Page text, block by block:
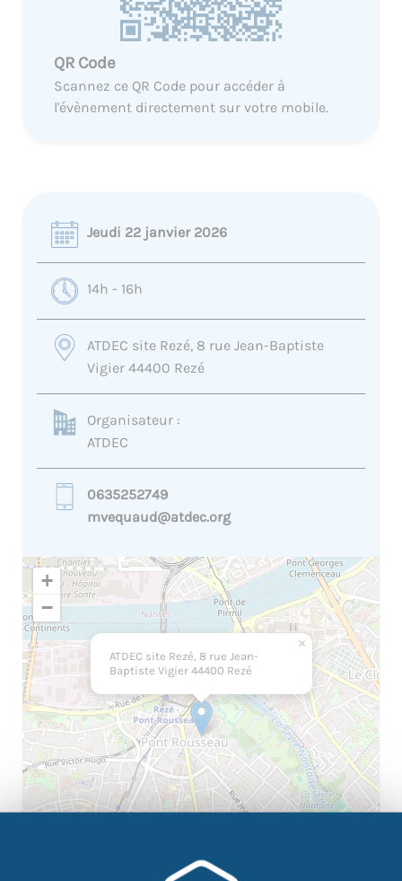
QR Code
Scannez ce QR Code pour accéder à
l'évènement directement sur votre mobile.
Jeudi 22 janvier 2026
14h - 16h
ATDEC site Rezé, 8 rue Jean-Baptiste
Vigier 44400 Rezé
Organisateur :
ATDEC
0635252749
mvequaud@atdec.org
ATDEC site Rezé, 8 rue Jean-
Baptiste Vigier 44400 Rezé
×
+
−